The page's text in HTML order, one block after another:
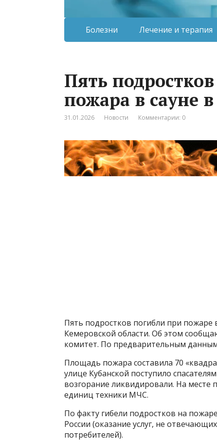
Болезни Лечение и терапия
Пять
пожара в сауне в
31.01.2026 Новости Комментарии: 0
Пять подростков погибли при пожаре
Кемеровской области. Об этом
комитет. По предварительным
Площадь пожара составила 70
улице Кубанской поступило
возгорание ликвидировали. На месте
единиц техники МЧС.
По факту гибели подростков на
России (оказание услуг, не
потребителей).